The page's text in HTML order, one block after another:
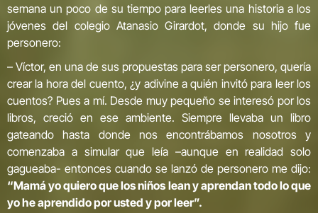
semana un poco de su tiempo para leerles una historia a los
jóvenes del colegio Atanasio Girardot, donde su hijo fue
personero:
– Víctor, en una de sus propuestas para ser personero, quería
crear la hora del cuento, ¿y adivine a quién invitó para leer los
cuentos? Pues a mí. Desde muy pequeño se interesó por los
libros, creció en ese ambiente. Siempre llevaba un libro
gateando hasta donde nos encontrábamos nosotros y
comenzaba a simular que leía –aunque en realidad solo
gagueaba- entonces cuando se lanzó de personero me dijo:
“Mamá yo quiero que los niños lean y aprendan todo lo que
yo he aprendido por usted y por leer”.